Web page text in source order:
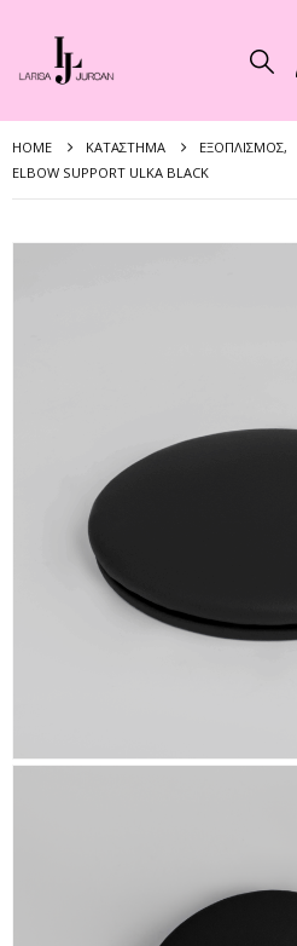
HOME ΚΑΤΆΣΤΗΜΑ ΕΞΟΠΛΙΣΜΌΣ,
ELBOW SUPPORT ULKA BLACK